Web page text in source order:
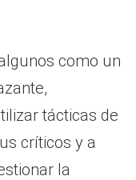
como un
tácticas de
críticos y a
la